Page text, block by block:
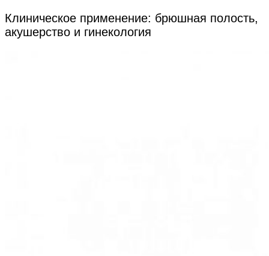
Клиническое применение: брюшная полость,
акушерство и гинекология